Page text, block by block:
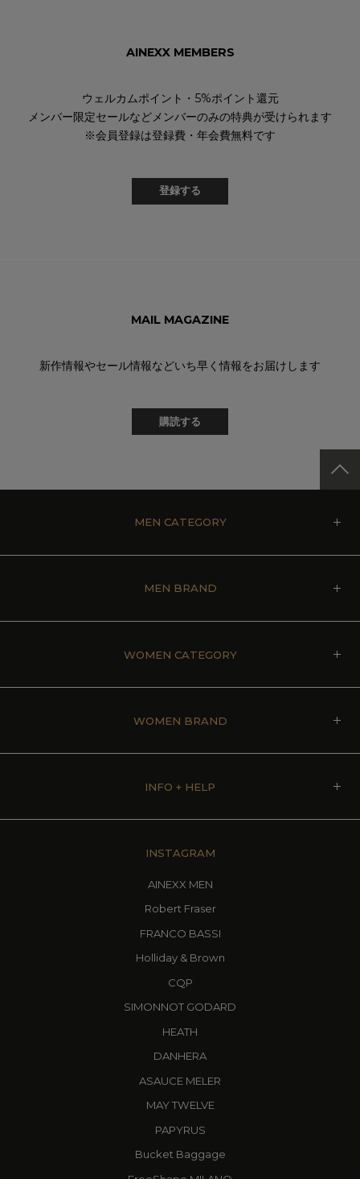
AINEXX MEMBERS
ウェルカムポイント・5%ポイント還元
メンバー限定セールなどメンバーのみの特典が受けられます
※会員登録は登録費・年会費無料です
登録する
MAIL MAGAZINE
新作情報やセール情報などいち早く情報をお届けします
購読する
MEN CATEGORY
MEN BRAND
WOMEN CATEGORY
WOMEN BRAND
INFO + HELP
INSTAGRAM
AINEXX MEN
Robert Fraser
FRANCO BASSI
Holliday & Brown
CQP
SIMONNOT GODARD
HEATH
DANHERA
ASAUCE MELER
MAY TWELVE
PAPYRUS
Bucket Baggage